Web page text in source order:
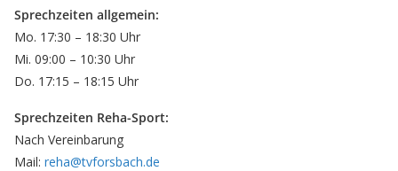
Sprechzeiten allgemein:
Mo. 17:30 – 18:30 Uhr
Mi. 09:00 – 10:30 Uhr
Do. 17:15 – 18:15 Uhr
Sprechzeiten Reha-Sport:
Nach Vereinbarung
Mail: reha@tvforsbach.de